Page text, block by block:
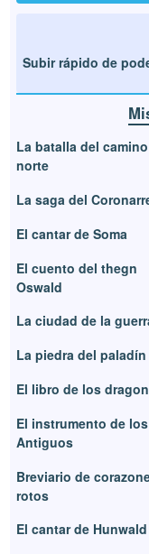
Subir rápido de
La batalla del
norte
La saga del
El cantar de Soma
El cuento del thegn
Oswald
La ciudad de la
La piedra del paladín
El libro de los
El instrumento de los
Antiguos
Breviario de
rotos
El cantar de Hunwald